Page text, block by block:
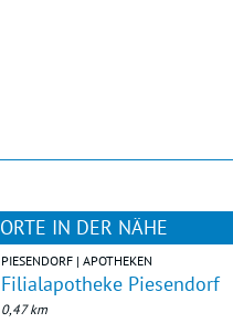
ORTE IN DER NÄHE
PIESENDORF | APOTHEKEN
Filialapotheke Piesendorf
0,47 km